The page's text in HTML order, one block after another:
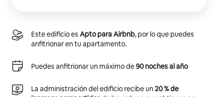
Este edificio es Apto para Airbnb, por lo que puedes
anfitrionar en tu apartamento.
Puedes anfitrionar un máximo de90 noches al año
La administración del edificio recibe un20 % de